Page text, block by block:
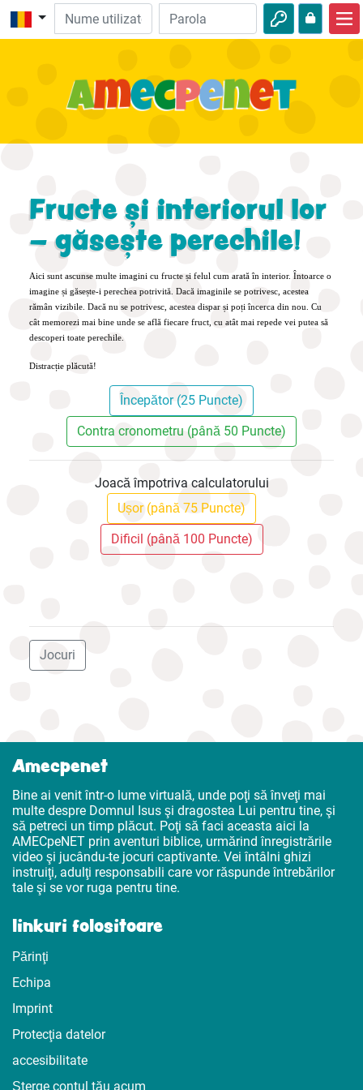
Biblie
Activităţi
Fructe și interiorul lor
– găsește perechile!
Aici sunt ascunse multe imagini cu fructe și felul cum arată în interior. Întoarce o
imagine și găsește-i perechea potrivită. Dacă imaginile se potrivesc, acestea
rămân vizibile. Dacă nu se potrivesc, acestea dispar și poți încerca din nou. Cu
cât memorezi mai bine unde se află fiecare fruct, cu atât mai repede vei putea să
descoperi toate perechile.
Distracție plăcută!
Începător (25 Puncte)
Contra cronometru (până 50 Puncte)
Joacă împotriva calculatorului
Ușor (până 75 Puncte)
Dificil (până 100 Puncte)
Jocuri
Amecpenet
Bine ai venit într-o lume virtuală, unde poţi să înveţi mai
multe despre Domnul Isus şi dragostea Lui pentru tine, şi
să petreci un timp plăcut. Poţi să faci aceasta aici la
AMECpeNET prin aventuri biblice, urmărind înregistrările
video şi jucându-te jocuri captivante. Vei întâlni ghizi
instruiţi, adulţi responsabili care vor răspunde întrebărilor
tale şi se vor ruga pentru tine.
linkuri folositoare
Părinţi
Echipa
Imprint
Protecţia datelor
accesibilitate
Șterge contul tău acum